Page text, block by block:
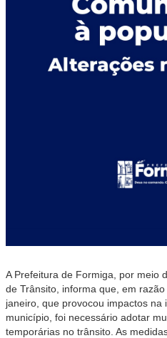
A Prefeitura de Formiga, por meio
de Trânsito, informa que, em
janeiro, que provocou impactos na
município, foi necessário adotar
temporárias no trânsito. As